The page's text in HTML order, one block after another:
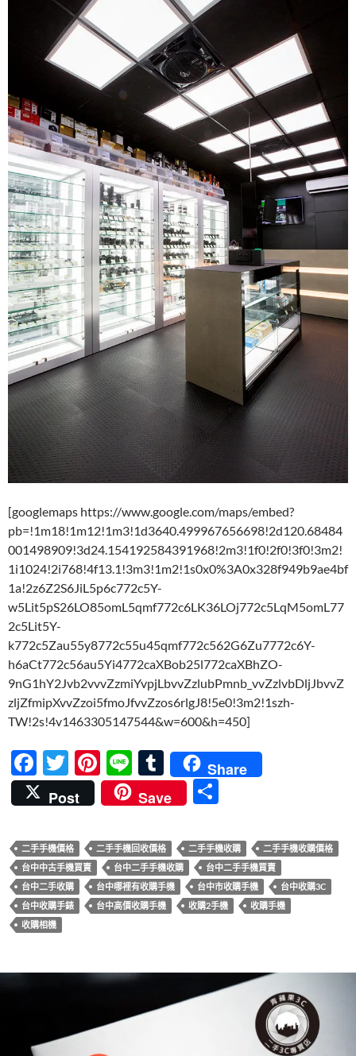
[googlemaps https://www.google.com/maps/embed?
pb=!1m18!1m12!1m3!1d3640.499967656698!2d120.68484
001498909!3d24.154192584391968!2m3!1f0!2f0!3f0!3m2!
1i1024!2i768!4f13.1!3m3!1m2!1s0x0%3A0x328f949b9ae4bf
1a!2z6Z2S6JiL5p6c772c5Y-
w5Lit5pS26LO85omL5qmf772c6LK36LOj772c5LqM5omL77
2c5Lit5Y-
k772c5Zau55y8772c55u45qmf772c562G6Zu7772c6Y-
h6aCt772c56au5Yi4772caXBob25l772caXBhZO-
9nG1hY2Jvb2vvvZzmiYvpjLbvvZzlubPmnb_vvZzlvbDljJbvvZ
zljZfmipXvvZzoi5fmoJfvvZzos6rlgJ8!5e0!3m2!1szh-
TW!2s!4v1463305147544&w=600&h=450]
F
ac
e
b
o
o
k
T
w
itt
er
Pi
nt
er
es
t
Li
n
e
T
u
m
bl
r
Share
Post
Save
二手手機價格 二手手機回收價格 二手手機收購
二手手機收購價格
台中中古手機買賣
台中二手手機收購
台中二手手機買賣
台中二手收購
台中哪裡有收購手機 台中市收購手機
台中收購3C
台中收購手錶
台中高價收購手機 收購2手機
收購手機
收購相機